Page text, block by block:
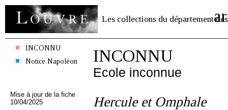
Les collections du département des
INCONNU
Notice Napoléon
Mise à jour de la fiche
10/04/2025
INCONNU
Ecole inconnue
Hercule et Omphale